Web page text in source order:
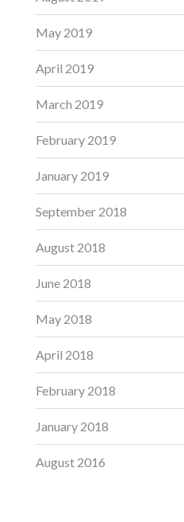
May 2019
April 2019
March 2019
February 2019
January 2019
September 2018
August 2018
June 2018
May 2018
April 2018
February 2018
January 2018
August 2016